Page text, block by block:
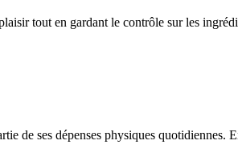
tout en gardant le contrôle sur les
de ses dépenses physiques quotidiennes.